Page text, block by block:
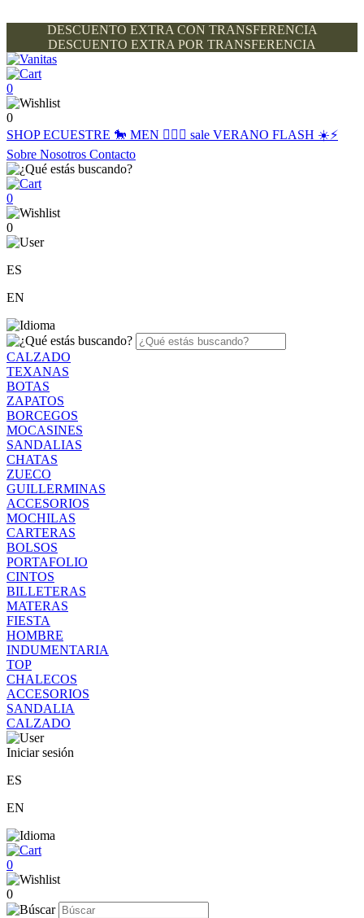
DESCUENTO EXTRA CON TRANSFERENCIA
DESCUENTO EXTRA POR TRANSFERENCIA
0
0
SHOPECUESTRE 🐎 MEN 🙋🏽‍♂️ sale VERANO FLASH ☀️⚡️
Sobre Nosotros Contacto
0
0
ES
EN
CALZADO
TEXANAS
BOTAS
ZAPATOS
BORCEGOS
MOCASINES
SANDALIAS
CHATAS
ZUECO
GUILLERMINAS
ACCESORIOS
MOCHILAS
CARTERAS
BOLSOS
PORTAFOLIO
CINTOS
BILLETERAS
MATERAS
FIESTA
HOMBRE
INDUMENTARIA
TOP
CHALECOS
ACCESORIOS
SANDALIA
CALZADO
Iniciar sesión
ES
EN
0
0